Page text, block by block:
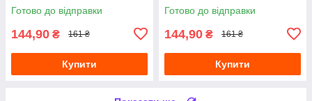
Готово до відправки
144,90 ₴ 161 ₴
Купити
Готово до відправки
144,90 ₴ 161 ₴
Купити